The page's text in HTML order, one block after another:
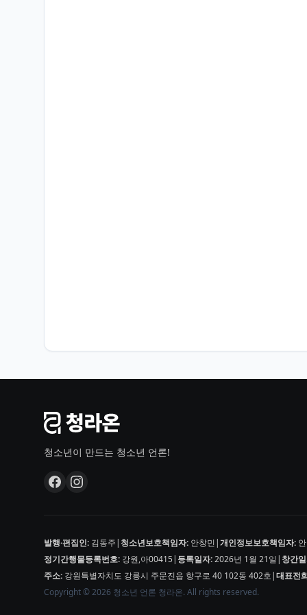
청소년이 만드는 청소년 언론!
발행·편집인: 김동주| 청소년보호책임자: 안창민|개인정보보호책임자:
정기간행물등록번호: 강원,아00415| 등록일자:2026년 1월 21일|창간
주소: 강원특별자치도 강릉시 주문진읍 항구로 40 102동 402호|대표전
Copyright © 2026 청소년 언론 청라온. All rights reserved.